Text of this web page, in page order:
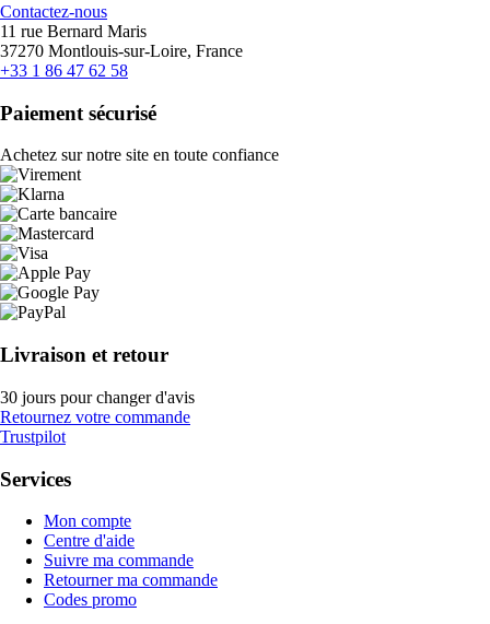
Contactez-nous
11 rue Bernard Maris
37270 Montlouis-sur-Loire, France
+33 1 86 47 62 58
Paiement sécurisé
Achetez sur notre site en toute confiance
Livraison et retour
30 jours pour changer d'avis
Retournez votre commande
Trustpilot
Services
Mon compte
Centre d'aide
Suivre ma commande
Retourner ma commande
Codes promo